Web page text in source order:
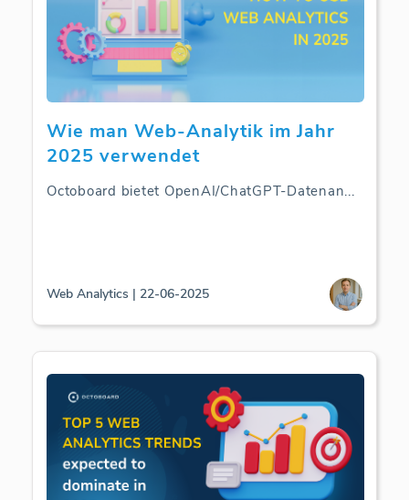
Wie man Web-Analytik im Jahr
2025 verwendet
Octoboard bietet OpenAI/ChatGPT-Datenan...
Web Analytics | 22-06-2025